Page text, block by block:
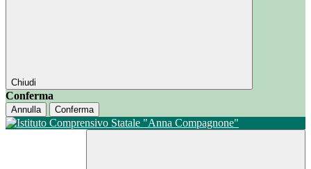
Chiudi
Conferma
Annulla Conferma